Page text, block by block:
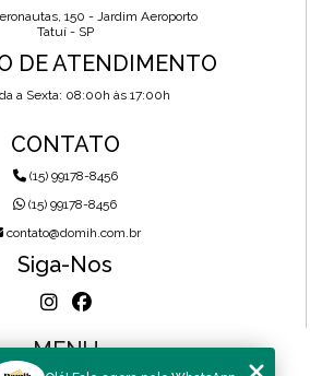
150 - Jardim Aeroporto
Tatuí - SP
DE ATENDIMENTO
a Sexta: 08:00h às 17:00h
CONTATO
(15) 99178-8456
(15) 99178-8456
contato@domih.com.br
Siga-Nos
MENU